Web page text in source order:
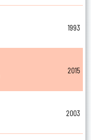
1993
2015
2003